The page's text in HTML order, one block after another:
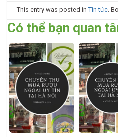
This entry was posted inTin tức.
Có thể bạn quan